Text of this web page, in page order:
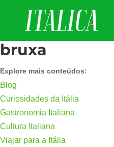
bruxa
Explore mais conteúdos:
Blog
Curiosidades da Itália
Gastronomia Italiana
Cultura Italiana
Viajar para a Itália